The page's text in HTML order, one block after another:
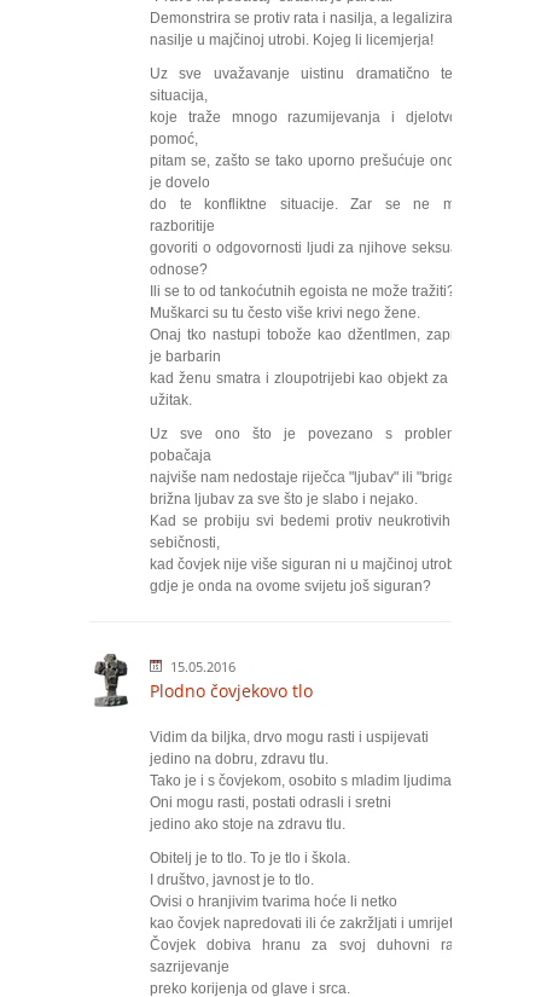
Demonstrira se protiv rata i nasilja, a legalizira se
nasilje u majčinoj utrobi. Kojeg li licemjerja!
Uz sve uvažavanje uistinu dramatično teških
situacija,
koje traže mnogo razumijevanja i djelotvornu
pomoć,
pitam se, zašto se tako uporno prešućuje ono što
je dovelo
do te konfliktne situacije. Zar se ne može
razboritije
govoriti o odgovornosti ljudi za njihove seksualne
odnose?
Ili se to od tankoćutnih egoista ne može tražiti?
Muškarci su tu često više krivi nego žene.
Onaj tko nastupi tobože kao džentlmen, zapravo
je barbarin
kad ženu smatra i zloupotrijebi kao objekt za svoj
užitak.
Uz sve ono što je povezano s problemom
pobačaja
najviše nam nedostaje riječca "ljubav" ili "briga":
brižna ljubav za sve što je slabo i nejako.
Kad se probiju svi bedemi protiv neukrotivih sila
sebičnosti,
kad čovjek nije više siguran ni u majčinoj utrobi,
gdje je onda na ovome svijetu još siguran?
15.05.2016
Plodno čovjekovo tlo
Vidim da biljka, drvo mogu rasti i uspijevati
jedino na dobru, zdravu tlu.
Tako je i s čovjekom, osobito s mladim ljudima.
Oni mogu rasti, postati odrasli i sretni
jedino ako stoje na zdravu tlu.
Obitelj je to tlo. To je tlo i škola.
I društvo, javnost je to tlo.
Ovisi o hranjivim tvarima hoće li netko
kao čovjek napredovati ili će zakržljati i umrijeti.
Čovjek dobiva hranu za svoj duhovni rast i
sazrijevanje
preko korijenja od glave i srca.